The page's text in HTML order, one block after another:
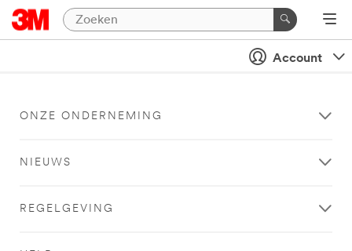
Account
ONZE ONDERNEMING
NIEUWS
REGELGEVING